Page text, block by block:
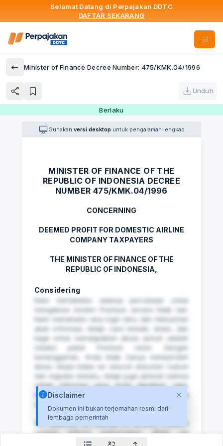
Selamat Datang di Perpajakan DDTC
DAFTAR SEKARANG
Minister of Finance Decree Number: 475/KMK.04/1996
Unduh
Berlaku
Gunakan versi desktop untuk pengalaman lengkap
MINISTER OF FINANCE OF THE
REPUBLIC OF INDONESIA DECREE
NUMBER 475/KMK.04/1996
CONCERNING
DEEMED PROFIT FOR DOMESTIC AIRLINE
COMPANY TAXPAYERS
THE MINISTER OF FINANCE OF THE
REPUBLIC OF INDONESIA,
Considering
Kami mendeteksi adanya percobaan untuk
mengakses konten Premium secara tidak sah.
Kami memahami rasa ingin tahu dan kebutuhan
akan informasi, tetapi cara terbaik, aman, dan
legal untuk mendapatkan akses penuh adalah
melalui paket Premium resmi. Dengan
berlangganan, Anda tidak hanya memperoleh
akses tanpa batas ke seluruh dokumen hukum
dan regulasi terbaru, tetapi juga jaminan bahwa
setiap informasi yang Anda dapatkan valid,
terpercaya, dan mendukung aktivitas Anda
⁠We detected an attempt to access Premium
content without authorization. While we
understand the curiosity and the need for
Disclaimer
Dokumen ini bukan terjemahan resmi dari
lembaga pemerintah